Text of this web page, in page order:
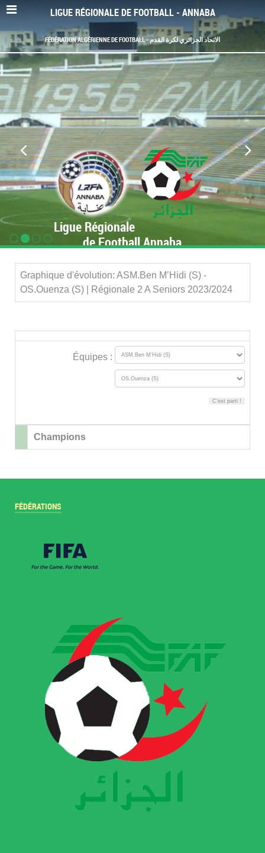
LIGUE RÉGIONALE DE FOOTBALL - ANNABA
FÉDÉRATION ALGÉRIENNE DE FOOTBALL - الاتحاد الجزائري لكرة القدم
Ligue Régionale
de Football Annaba
Graphique d'évolution: ASM.Ben M’Hidi (S) -
OS.Ouenza (S) | Régionale 2 A Seniors 2023/2024
Équipes :
Champions
FÉDÉRATIONS